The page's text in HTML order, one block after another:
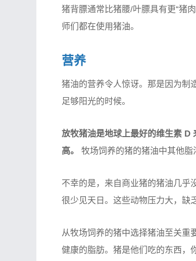
猪背膘通常比猪腰/叶膘具有更“猪
师们都在使用猪油。
营养
猪油的营养令人惊讶。那是因为
足够阳光的时候。
放牧猪油是地球上最好的维生素 D
高。
牧场饲养的猪的猪油中其他脂
不幸的是，来自商业猪的猪油几乎
很少见天日。这些动物压力大，缺
从牧场饲养的猪中选择猪油至关重
健康的脂肪。猪是他们吃的东西，